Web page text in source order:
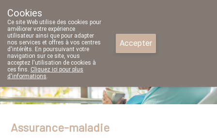
Aujourd'hui A présentfermé
Assurance-maladie
Cookies
Ce site Web utilise des cookies pour
améliorer votre expérience
utilisateur ainsi que pour adapter
nos services et offres à vos centres
d'intérêts. En poursuivant votre
navigation sur ce site, vous
acceptez l'utilisation de cookies à
ces fins. Cliquez ici pour plus
d'informations.
Accepter